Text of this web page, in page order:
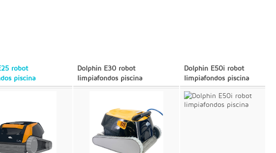
robot
piscina
Dolphin E30 robot
limpiafondos piscina
Dolphin E50i robot
limpiafondos piscina